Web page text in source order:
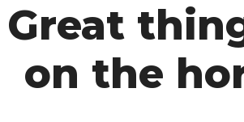
Great
on the